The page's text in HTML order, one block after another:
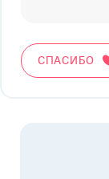
СПАСИБО